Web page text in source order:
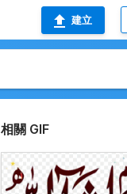
建立
相關 GIF